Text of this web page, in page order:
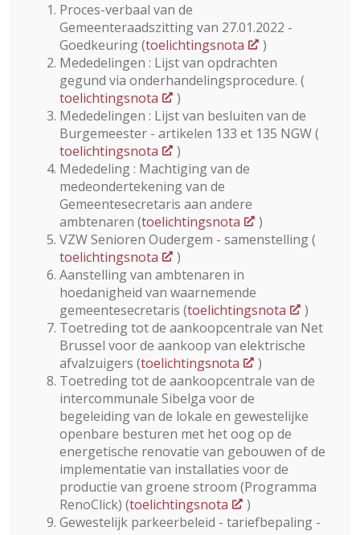
Proces-verbaal van de
Gemeenteraadszitting van 27.01.2022 -
Goedkeuring (toelichtingsnota
)
Mededelingen : Lijst van opdrachten
gegund via onderhandelingsprocedure. (
toelichtingsnota
)
Mededelingen : Lijst van besluiten van de
Burgemeester - artikelen 133 et 135 NGW (
toelichtingsnota
)
Mededeling : Machtiging van de
medeondertekening van de
Gemeentesecretaris aan andere
ambtenaren (toelichtingsnota
)
VZW Senioren Oudergem - samenstelling (
toelichtingsnota
)
Aanstelling van ambtenaren in
hoedanigheid van waarnemende
gemeentesecretaris (toelichtingsnota
)
Toetreding tot de aankoopcentrale van Net
Brussel voor de aankoop van elektrische
afvalzuigers (toelichtingsnota
)
Toetreding tot de aankoopcentrale van de
intercommunale Sibelga voor de
begeleiding van de lokale en gewestelijke
openbare besturen met het oog op de
energetische renovatie van gebouwen of de
implementatie van installaties voor de
productie van groene stroom (Programma
RenoClick) (toelichtingsnota
)
Gewestelijk parkeerbeleid - tariefbepaling -